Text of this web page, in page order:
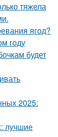
тяжела
ягод?
году
будет
2025:
лучшие